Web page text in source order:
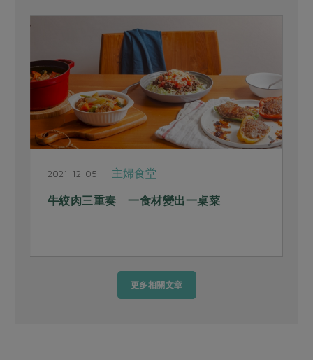
2021-12-05 主婦食堂
牛絞肉三重奏 一食材變出一桌菜
更多相關文章